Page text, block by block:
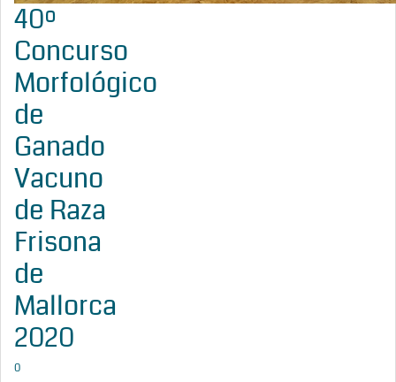
40º
Concurso
Morfológico
de
Ganado
Vacuno
de Raza
Frisona
de
Mallorca
2020
0